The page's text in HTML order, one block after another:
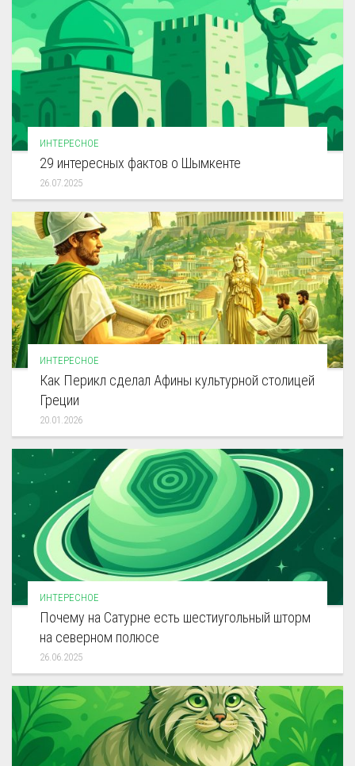
ИНТЕРЕСНОЕ
29 интересных фактов о Шымкенте
26.07.2025
ИНТЕРЕСНОЕ
Как Перикл сделал Афины культурной столицей
Греции
20.01.2026
ИНТЕРЕСНОЕ
Почему на Сатурне есть шестиугольный шторм
на северном полюсе
26.06.2025